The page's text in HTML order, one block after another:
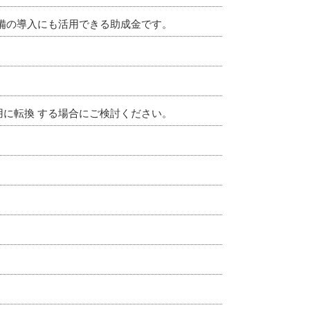
導入にも活用できる助成金です。
転換 する場合にご検討ください。